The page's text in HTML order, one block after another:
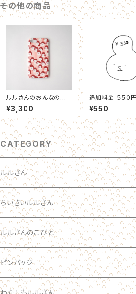
その他の商品
ルルさんのおんなのこ
がいっぱい（ちゃいろ）
スマホケース
¥3,300
追加料金 ５５０
¥550
CATEGORY
ルルさん
わたしのルルさん オーダーメイド
おとな
こども
あかちゃん
ちいさいルルさん
ルルさん
ブローチ
ブローチ
ルルさんのこびと
ルルさん
ブローチ
ピンバッジ
わたしもルルさん